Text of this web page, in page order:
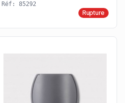
Réf: 85292
Rupture